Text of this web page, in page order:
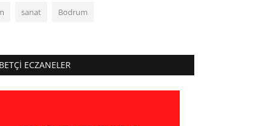
sanat Bodrum
ECZANELER